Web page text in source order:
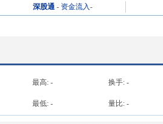
深股通 - 资金流入-
最高: - 换手: -
最低: - 量比: -